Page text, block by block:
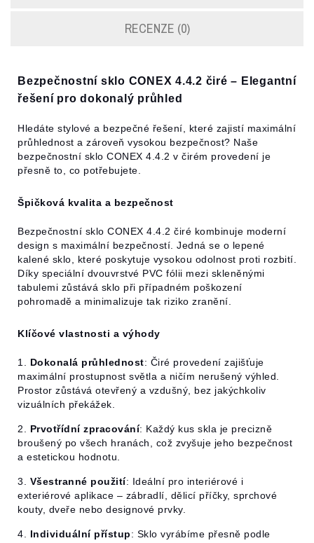
RECENZE (0)
Bezpečnostní sklo CONEX 4.4.2 čiré – Elegantní
řešení pro dokonalý průhled
Hledáte stylové a bezpečné řešení, které zajistí maximální
průhlednost a zároveň vysokou bezpečnost? Naše
bezpečnostní sklo CONEX 4.4.2 v čirém provedení je
přesně to, co potřebujete.
Špičková kvalita a bezpečnost
Bezpečnostní sklo CONEX 4.4.2 čiré kombinuje moderní
design s maximální bezpečností. Jedná se o lepené
kalené sklo, které poskytuje vysokou odolnost proti rozbití.
Díky speciální dvouvrstvé PVC fólii mezi skleněnými
tabulemi zůstává sklo při případném poškození
pohromadě a minimalizuje tak riziko zranění.
Klíčové vlastnosti a výhody
1. Dokonalá průhlednost: Čiré provedení zajišťuje
maximální prostupnost světla a ničím nerušený výhled.
Prostor zůstává otevřený a vzdušný, bez jakýchkoliv
vizuálních překážek.
2. Prvotřídní zpracování: Každý kus skla je precizně
broušený po všech hranách, což zvyšuje jeho bezpečnost
a estetickou hodnotu.
3. Všestranné použití: Ideální pro interiérové i
exteriérové aplikace – zábradlí, dělicí příčky, sprchové
kouty, dveře nebo designové prvky.
4. Individuální přístup: Sklo vyrábíme přesně podle